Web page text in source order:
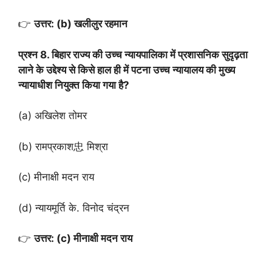
👉उत्तर: (b) खलीलुर रहमान
प्रश्न 8. बिहार राज्य की उच्च न्यायपालिका में प्रशासनिक सुदृढ़ता
लाने के उद्देश्य से किसे हाल ही में पटना उच्च न्यायालय की मुख्य
न्यायाधीश नियुक्त किया गया है?
(a) अखिलेश तोमर
(b) रामप्रकाश忠 मिश्रा
(c) मीनाक्षी मदन राय
(d) न्यायमूर्ति के. विनोद चंद्रन
👉उत्तर: (c) मीनाक्षी मदन राय